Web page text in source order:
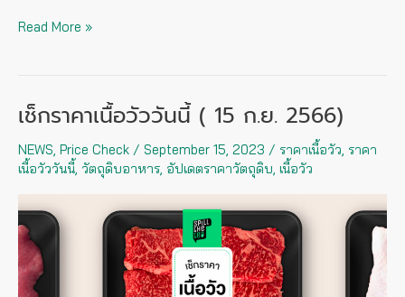
Read More »
เช็กราคาเนื้อวัววันนี้ ( 15 ก.ย. 2566)
NEWS, Price Check / September 15, 2023 / ราคาเนื้อวัว, ราคา
เนื้อวัววันนี้, วัตถุดิบอาหาร, อัปเดตราคาวัตถุดิบ, เนื้อวัว
เช็
คา
เนื้อ
วัว
วัน
นี้
(
15